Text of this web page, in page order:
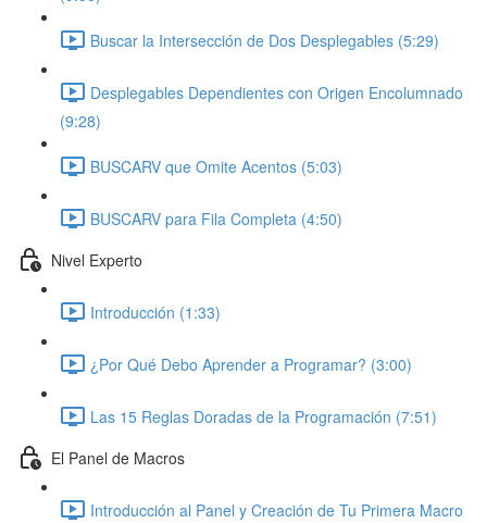
Buscar la Intersección de Dos Desplegables (5:29)
Desplegables Dependientes con Origen Encolumnado
(9:28)
BUSCARV que Omite Acentos (5:03)
BUSCARV para Fila Completa (4:50)
Nivel Experto
Introducción (1:33)
¿Por Qué Debo Aprender a Programar? (3:00)
Las 15 Reglas Doradas de la Programación (7:51)
El Panel de Macros
Introducción al Panel y Creación de Tu Primera Macro